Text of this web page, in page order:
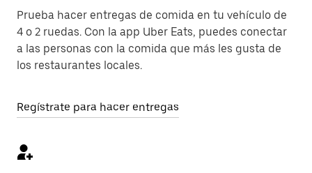
Prueba hacer entregas de comida en tu vehículo de
4 o 2 ruedas. Con la app Uber Eats, puedes conectar
a las personas con la comida que más les gusta de
los restaurantes locales.
Regístrate para hacer entregas